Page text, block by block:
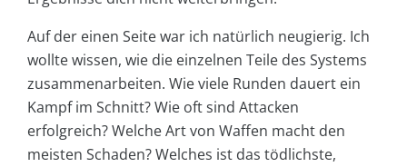
Auf der einen Seite war ich natürlich neugierig. Ich
wollte wissen, wie die einzelnen Teile des Systems
zusammenarbeiten. Wie viele Runden dauert ein
Kampf im Schnitt? Wie oft sind Attacken
erfolgreich? Welche Art von Waffen macht den
meisten Schaden? Welches ist das tödlichste,